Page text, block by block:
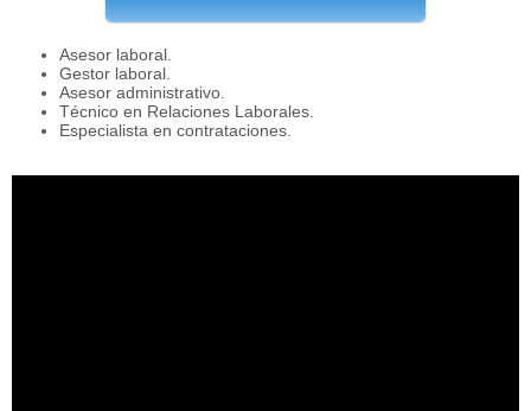
Asesor laboral.
Gestor laboral.
Asesor administrativo.
Técnico en Relaciones Laborales.
Especialista en contrataciones.